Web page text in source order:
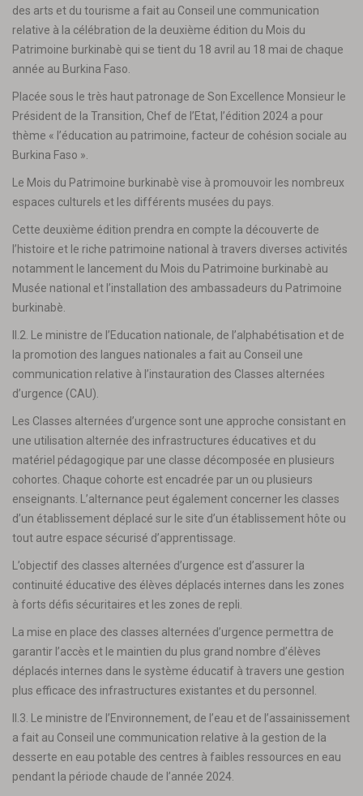
des arts et du tourisme a fait au Conseil une communication
relative à la célébration de la deuxième édition du Mois du
Patrimoine burkinabè qui se tient du 18 avril au 18 mai de chaque
année au Burkina Faso.
Placée sous le très haut patronage de Son Excellence Monsieur le
Président de la Transition, Chef de l’Etat, l’édition 2024 a pour
thème « l’éducation au patrimoine, facteur de cohésion sociale au
Burkina Faso ».
Le Mois du Patrimoine burkinabè vise à promouvoir les nombreux
espaces culturels et les différents musées du pays.
Cette deuxième édition prendra en compte la découverte de
l’histoire et le riche patrimoine national à travers diverses activités
notamment le lancement du Mois du Patrimoine burkinabè au
Musée national et l’installation des ambassadeurs du Patrimoine
burkinabè.
II.2. Le ministre de l’Education nationale, de l’alphabétisation et de
la promotion des langues nationales a fait au Conseil une
communication relative à l’instauration des Classes alternées
d’urgence (CAU).
Les Classes alternées d’urgence sont une approche consistant en
une utilisation alternée des infrastructures éducatives et du
matériel pédagogique par une classe décomposée en plusieurs
cohortes. Chaque cohorte est encadrée par un ou plusieurs
enseignants. L’alternance peut également concerner les classes
d’un établissement déplacé sur le site d’un établissement hôte ou
tout autre espace sécurisé d’apprentissage.
L’objectif des classes alternées d’urgence est d’assurer la
continuité éducative des élèves déplacés internes dans les zones
à forts défis sécuritaires et les zones de repli.
La mise en place des classes alternées d’urgence permettra de
garantir l’accès et le maintien du plus grand nombre d’élèves
déplacés internes dans le système éducatif à travers une gestion
plus efficace des infrastructures existantes et du personnel.
II.3. Le ministre de l’Environnement, de l’eau et de l’assainissement
a fait au Conseil une communication relative à la gestion de la
desserte en eau potable des centres à faibles ressources en eau
pendant la période chaude de l’année 2024.